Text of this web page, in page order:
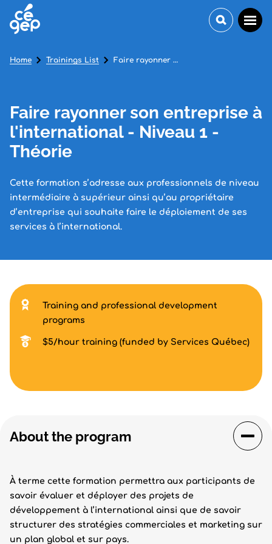
Faire rayonner son entreprise à
l'international - Niveau 1 -
Théorie
Cette formation s’adresse aux professionnels de niveau
intermédiaire à supérieur ainsi qu’au propriétaire
d’entreprise qui souhaite faire le déploiement de ses
services à l’international.
Home Trainings List Faire rayonner son entreprise à l'international - Niveau 1 - Théorie
About the program
À terme cette formation permettra aux participants de
savoir évaluer et déployer des projets de
développement à l’international ainsi que de savoir
structurer des stratégies commerciales et marketing sur
un plan global et sur pays.
Training and professional development
programs
$5/hour training (funded by Services Québec)